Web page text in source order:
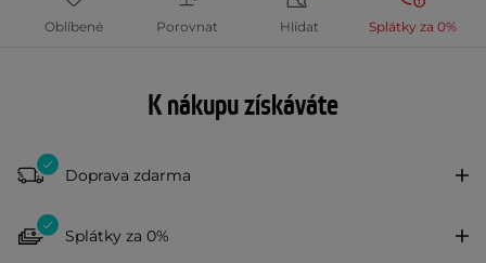
Oblíbené Porovnat Hlídat Splátky za 0%
K nákupu získáváte
Doprava zdarma
Splátky za 0%